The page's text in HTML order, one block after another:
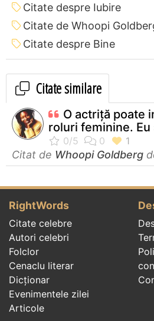
Citate despre Iubire
Citate de Whoopi
Citate despre Bine
Citate similare
O actriţă poate
roluri feminine. Eu
Citat de Whoopi Goldberg
RightWords
Citate celebre
Autori celebri
Folclor
Cenaclu literar
Dicționar
Evenimentele zilei
Articole